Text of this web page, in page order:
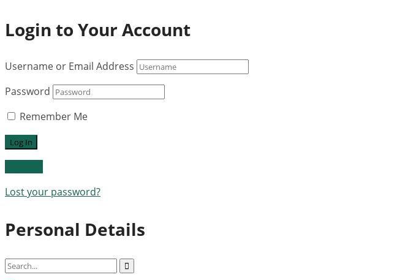
Login to Your Account
Username or Email Address
Password
Remember Me
Lost your password?
Personal Details